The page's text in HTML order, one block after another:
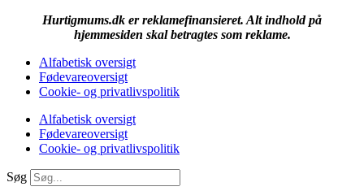
Hurtigmums.dk er reklamefinansieret. Alt indhold på
hjemmesiden skal betragtes som reklame.
Alfabetisk oversigt
Fødevareoversigt
Cookie- og privatlivspolitik
Alfabetisk oversigt
Fødevareoversigt
Cookie- og privatlivspolitik
Søg